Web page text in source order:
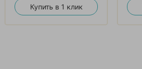
Купить в 1 клик